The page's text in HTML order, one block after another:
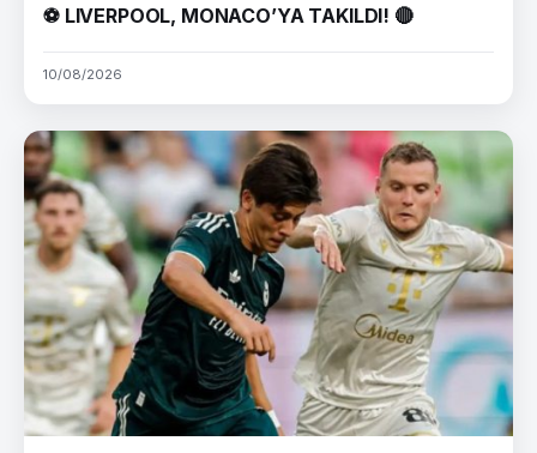
⚽ LIVERPOOL, MONACO’YA TAKILDI! 🔴
10/08/2026